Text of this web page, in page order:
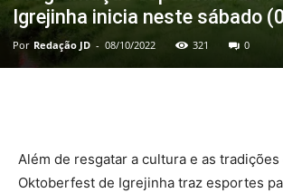
Igrejinha inicia neste sábado
Por Redação JD - 08/10/2022 321 0
Além de resgatar a cultura e as tradições
Oktoberfest de Igrejinha traz esportes